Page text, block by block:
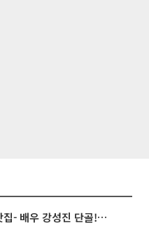
'2TV 생생정보' 오늘방송맛집- 배우 강성진 단골! 쌀국수ㆍ푸팟퐁 커리 맛집 '블○○○'